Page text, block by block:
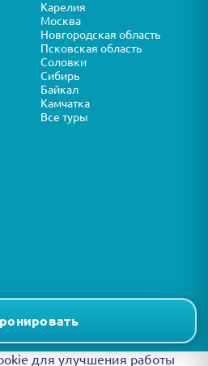
Карелия
Москва
Новгородская область
Псковская область
Соловки
Сибирь
Байкал
Камчатка
Все туры
носит справочный характер и
публичной офертой.
для улучшения работы